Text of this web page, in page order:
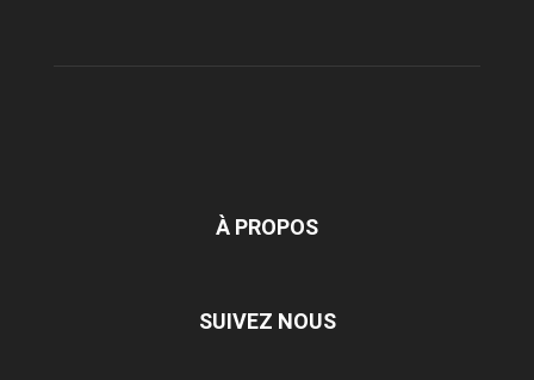
À PROPOS
SUIVEZ NOUS